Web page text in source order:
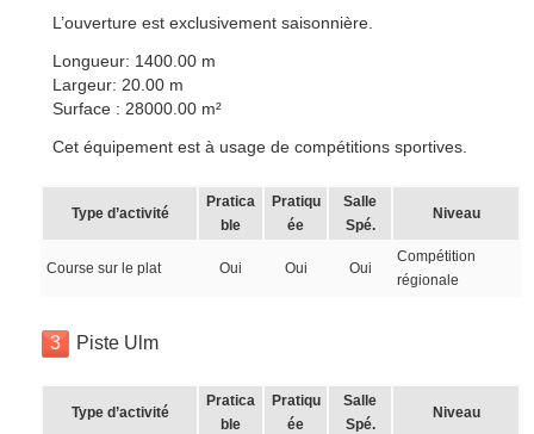
L’ouverture est exclusivement saisonnière.
Longueur: 1400.00 m
Largeur: 20.00 m
Surface : 28000.00 m²
Cet équipement est à usage de compétitions sportives.
Type d’activité
Pratica
ble
Pratiqu
ée
Salle
Spé.
Niveau
Course sur le plat Oui Oui Oui
Compétition
régionale
3 Piste Ulm
Type d’activité
Pratica
ble
Pratiqu
ée
Salle
Spé.
Niveau